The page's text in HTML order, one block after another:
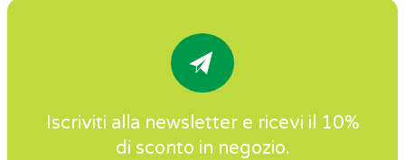
Iscriviti alla newsletter e ricevi il 10%
di sconto in negozio.